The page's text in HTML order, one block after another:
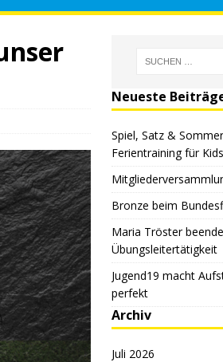
Neueste
Spiel, Satz &
Ferientraining für
Bronze beim
Maria Tröster
Übungsleitertätigkeit
Jugend19 macht
perfekt
Archiv
Juli 2026